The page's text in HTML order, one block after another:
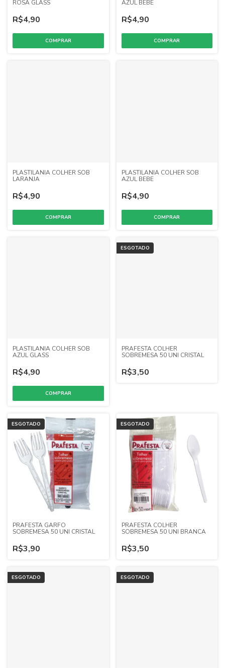
ROSA GLASS
R$4,90
AZUL BEBE
R$4,90
PLASTILANIA COLHER SOB
LARANJA
R$4,90
PLASTILANIA COLHER SOB
AZUL BEBE
R$4,90
PLASTILANIA COLHER SOB
AZUL GLASS
R$4,90
ESGOTADO
PRAFESTA COLHER
SOBREMESA 50 UNI CRISTAL
R$3,50
ESGOTADO
PRAFESTA GARFO
SOBREMESA 50 UNI CRISTAL
R$3,90
ESGOTADO
PRAFESTA COLHER
SOBREMESA 50 UNI BRANCA
R$3,50
ESGOTADO ESGOTADO